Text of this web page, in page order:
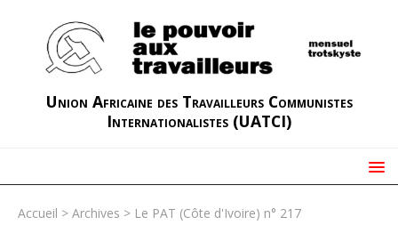
Union Africaine des Travailleurs Communistes
Internationalistes (UATCI)
Accueil > Archives > Le PAT (Côte d'Ivoire) n° 217